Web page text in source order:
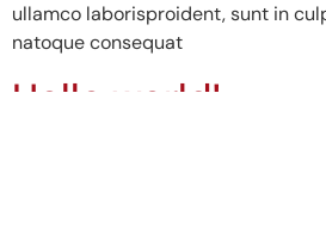
ullamco laborisproident, sunt in
natoque consequat
Hello world!